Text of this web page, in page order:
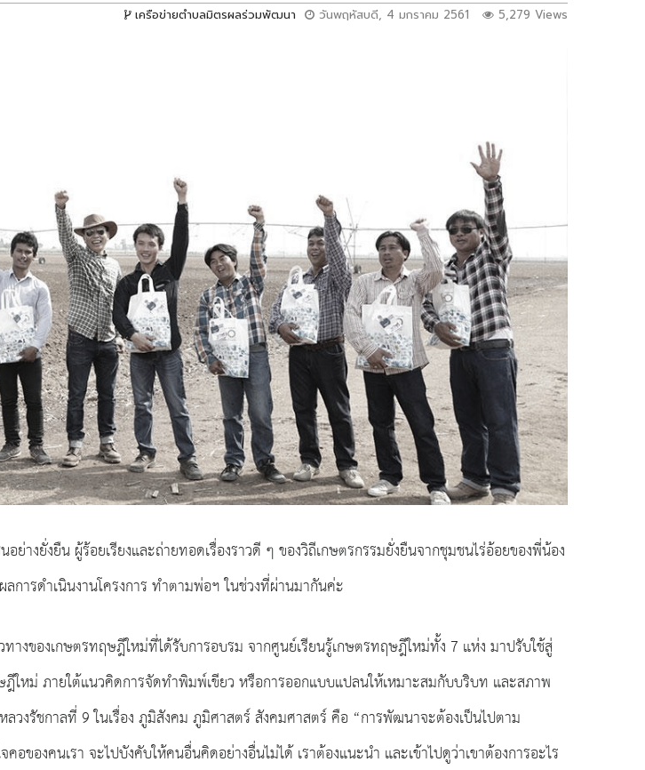
วันพฤหัสบดี, 4 มกราคม 2561 5,279 Views
เครือข่ายตำบลมิตรผลร่วมพัฒนา
ยั่งยืน ผู้ร้อยเรียงและถ่ายทอดเรื่องราวดี ๆ ของวิถีเกษตรกรรมยั่งยืนจากชุมชนไร่อ้อยของพี่น้อง
การดำเนินงานโครงการ ทำตามพ่อฯ ในช่วงที่ผ่านมากันค่ะ
างของเกษตรทฤษฎีใหม่ที่ได้รับการอบรม จากศูนย์เรียนรู้เกษตรทฤษฎีใหม่ทั้ง 7 แห่ง มาปรับใช้สู่
หม่ ภายใต้แนวคิดการจัดทำพิมพ์เขียว หรือการออกแบบแปลนให้เหมาะสมกับบริบท และสภาพ
วงรัชกาลที่ 9 ในเรื่อง ภูมิสังคม ภูมิศาสตร์ สังคมศาสตร์ คือ “การพัฒนาจะต้องเป็นไปตาม
องคนเรา จะไปบังคับให้คนอื่นคิดอย่างอื่นไม่ได้ เราต้องแนะนำ และเข้าไปดูว่าเขาต้องการอะไร